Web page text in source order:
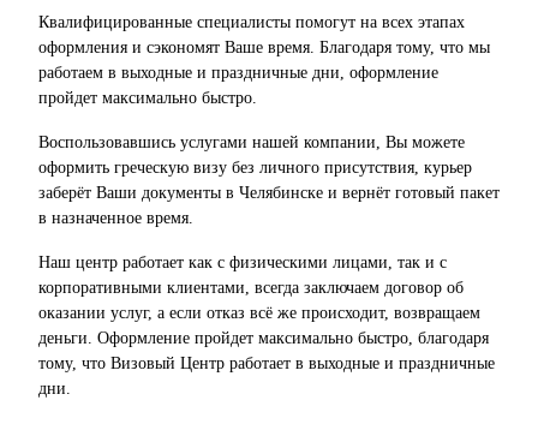
Квалифицированные специалисты помогут на всех этапах
оформления и сэкономят Ваше время. Благодаря тому, что мы
работаем в выходные и праздничные дни, оформление
пройдет максимально быстро.
Воспользовавшись услугами нашей компании, Вы можете
оформить греческую визу без личного присутствия, курьер
заберёт Ваши документы в Челябинске и вернёт готовый пакет
в назначенное время.
Наш центр работает как с физическими лицами, так и с
корпоративными клиентами, всегда заключаем договор об
оказании услуг, а если отказ всё же происходит, возвращаем
деньги. Оформление пройдет максимально быстро, благодаря
тому, что Визовый Центр работает в выходные и праздничные
дни.